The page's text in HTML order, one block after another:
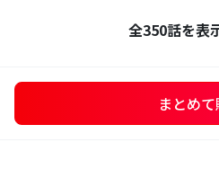
全350話を表
まとめ